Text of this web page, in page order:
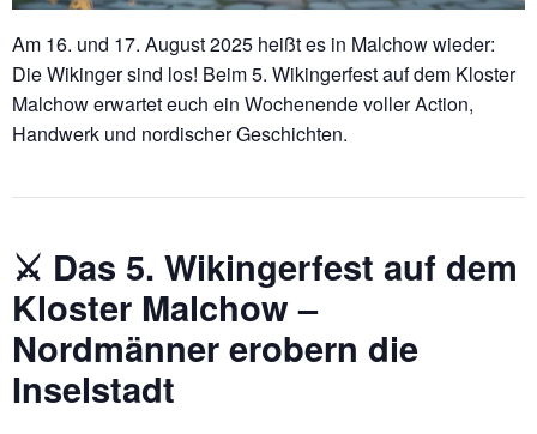
Am 16. und 17. August 2025 heißt es in Malchow wieder:
Die Wikinger sind los! Beim 5. Wikingerfest auf dem Kloster
Malchow erwartet euch ein Wochenende voller Action,
Handwerk und nordischer Geschichten.
⚔️ Das 5. Wikingerfest auf dem
Kloster Malchow –
Nordmänner erobern die
Inselstadt